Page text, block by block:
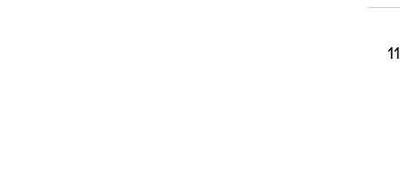
מונדיאל 2026 יכלול 104 משחקים ב-16 ערים מארחות ברחבי צפון אמריקה. הטורניר ייפתח ב-11